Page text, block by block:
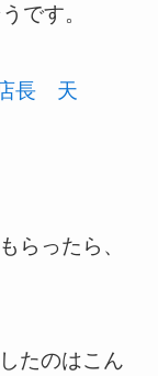
です。
らったら、
たのはこん